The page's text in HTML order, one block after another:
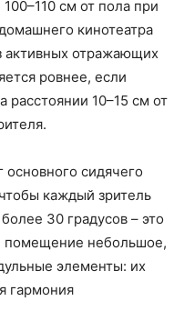
см от пола при
кинотеатра
активных отражающих
ровнее, если
10–15 см от
сидячего
каждый зритель
30 градусов – это
помещение небольшое,
элементы: их
гармония